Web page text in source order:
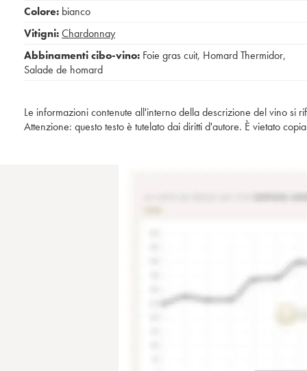
Colore: bianco
Vitigni:Chardonnay
Abbinamenti cibo-vino: Foie gras cuit, Homard Thermidor,
Salade de homard
Le informazioni contenute all'interno della descrizione del vino si
Attenzione: questo testo è tutelato dai diritti d'autore. È vietato